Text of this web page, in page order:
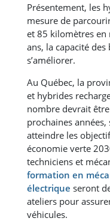
Présentement, les
mesure de
et 85 kilomètres en
ans, la capacité des
s’améliorer.
Au Québec, la
et hybrides
nombre devrait
prochaines
atteindre les
économie verte
techniciens et
formation en
électrique seront
ateliers pour
véhicules.